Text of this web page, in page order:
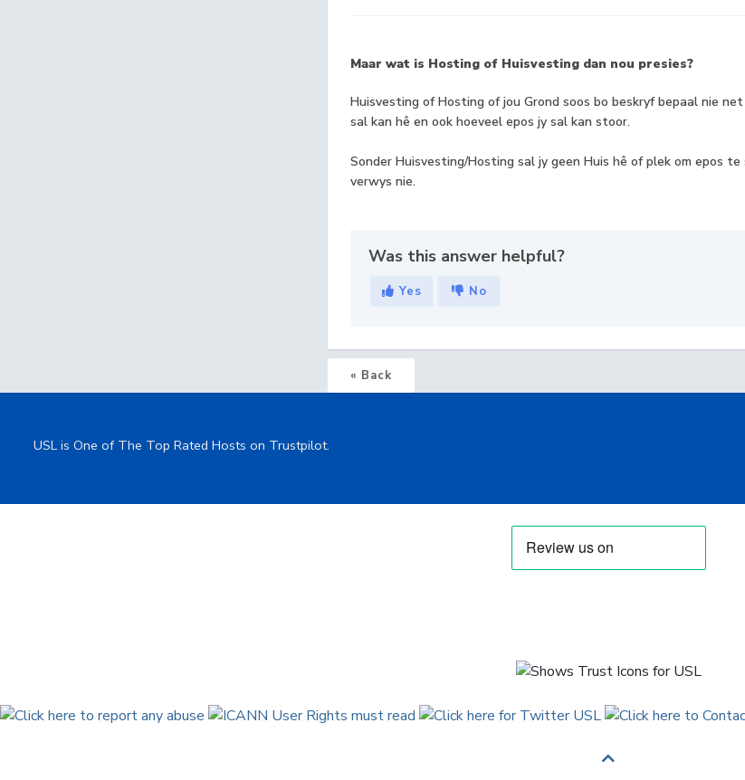
Maar wat is Hosting of Huisvesting dan nou presies?
Huisvesting of Hosting of jou Grond soos bo beskryf bepaal nie
sal kan hê en ook hoeveel epos jy sal kan stoor.
Sonder Huisvesting/Hosting sal jy geen Huis hê of plek om epos
verwys nie.
Was this answer helpful?
Yes No
« Back
USL is One of The Top Rated Hosts on Trustpilot.